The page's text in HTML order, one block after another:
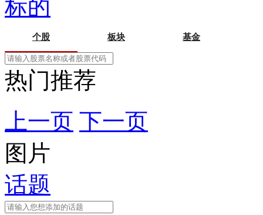
标的
个股 板块 基金
热门推荐
上一页 下一页
图片
话题